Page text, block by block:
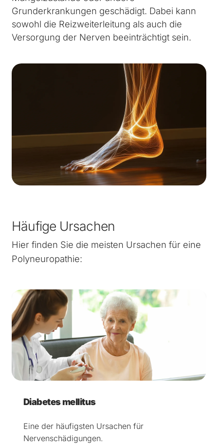
Grunderkrankungen geschädigt. Dabei kann
sowohl die Reizweiterleitung als auch die
Versorgung der Nerven beeinträchtigt sein.
Häufige Ursachen
Hier finden Sie die meisten Ursachen für eine
Polyneuropathie:
Diabetes mellitus
Eine der häufigsten Ursachen für
Nervenschädigungen.